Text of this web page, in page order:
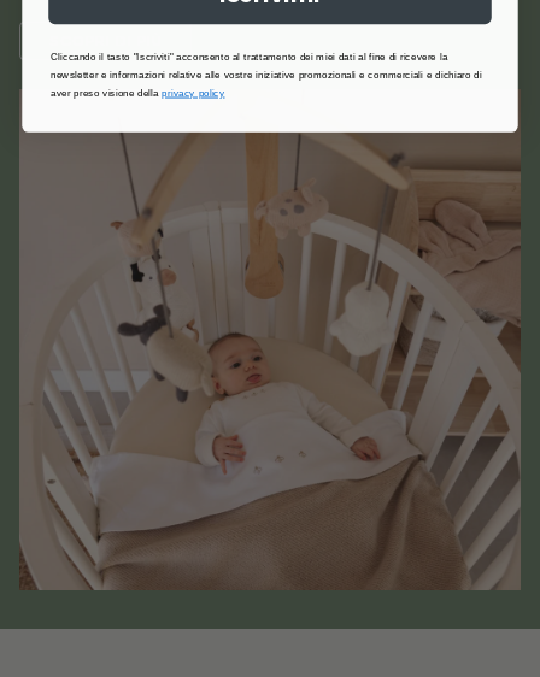
Cliccando il tasto "Iscriviti" acconsento al trattamento dei miei dati al fine di ricevere la
newsletter e informazioni relative alle vostre iniziative promozionali e commerciali e dichiaro di
aver preso visione dellaprivacy policy